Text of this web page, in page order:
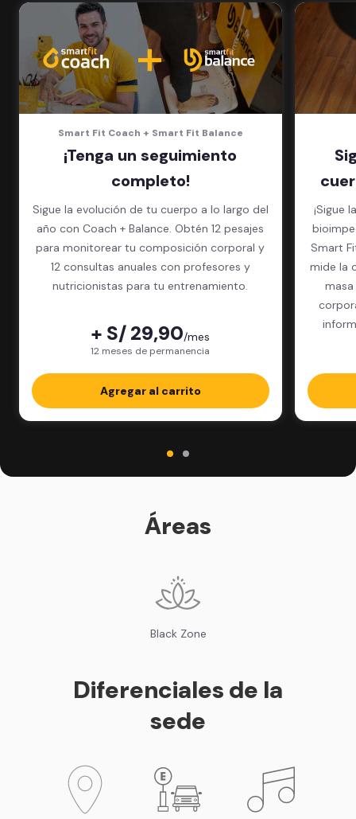
5 invitados al mes en el gimnasio
que quieras
Smart Fit Coach + Smart Fit Balance
¡Tenga un seguimiento
completo!
Sigue la evolución de tu cuerpo a lo largo del
año con Coach + Balance. Obtén 12 pesajes
para monitorear tu composición corporal y
12 consultas anuales con profesores y
nutricionistas para tu entrenamiento.
+ S/ 29,90/mes
12 meses de permanencia
Agregar al carrito
¡Sigue
Smart Fit App. El
mide la
Áreas
Black Zone
Diferenciales de la
sede